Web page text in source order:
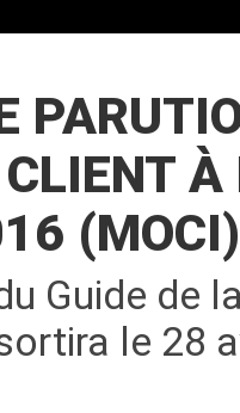
(MOCI)
Guide de
le 28